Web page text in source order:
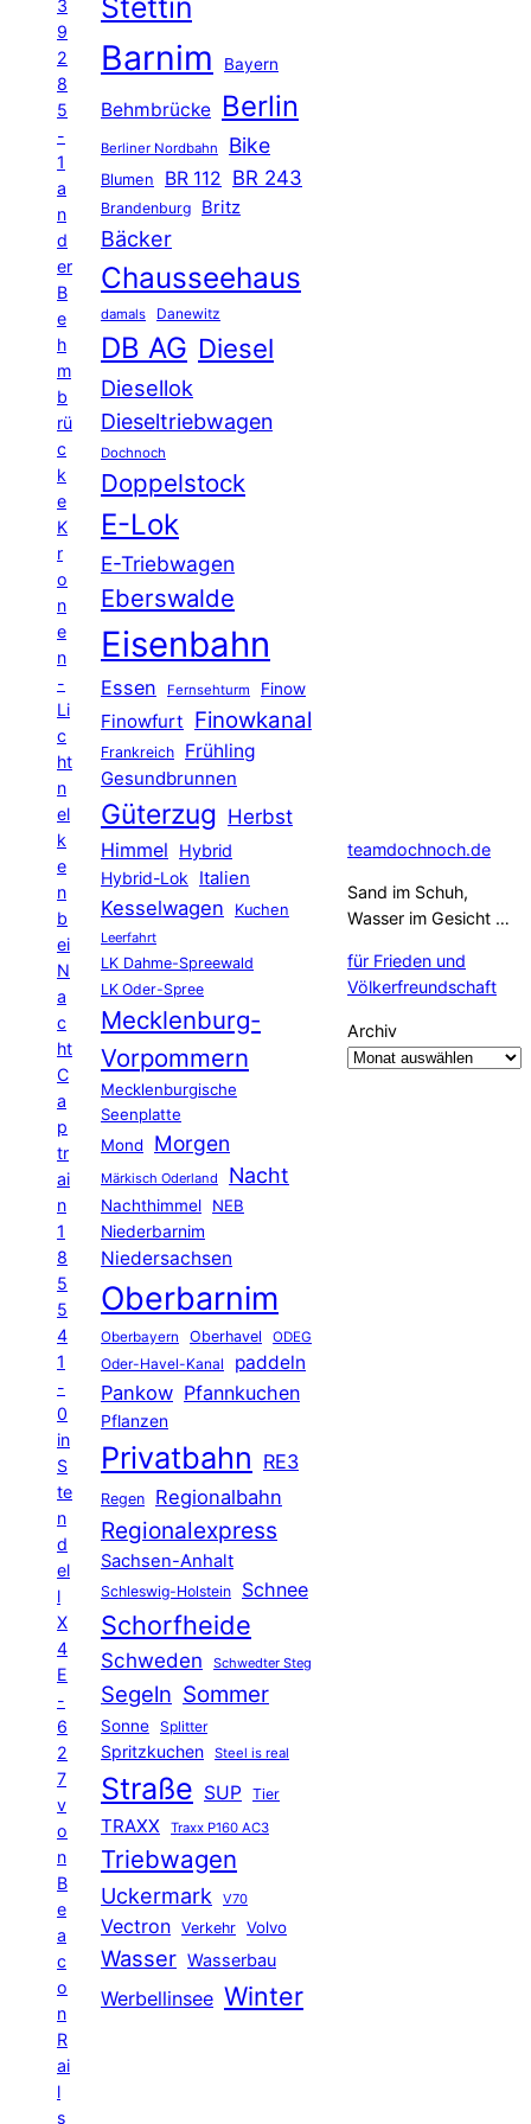
3
9
2
8
5
-
1
a
n
d
er
B
e
h
m
b
rü
c
k
e
K
r
o
n
e
n
-
Li
c
ht
n
el
k
e
n
b
ei
N
a
c
ht
C
a
p
tr
ai
n
1
8
5
5
4
1
-
0
in
S
te
n
d
el
l
X
4
E
-
6
2
7
v
o
n
B
e
a
c
o
n
R
ai
l
s
Barnim Bayern
Behmbrücke Berlin
Berliner Nordbahn Bike
Blumen BR 112 BR 243
Brandenburg Britz
Bäcker
Chausseehaus
damals Danewitz
DB AG Diesel
Diesellok
Dieseltriebwagen
Dochnoch
Doppelstock
E-Lok
E-Triebwagen
Eberswalde
Eisenbahn
Essen Fernsehturm Finow
Finowfurt Finowkanal
Frankreich Frühling
Gesundbrunnen
Güterzug Herbst
Himmel
Hybrid
Hybrid-Lok Italien
Kesselwagen Kuchen
Leerfahrt
LK Dahme-Spreewald
LK Oder-Spree
Mecklenburg-
Vorpommern
Mecklenburgische
Seenplatte
Mond
Morgen
Märkisch Oderland Nacht
Nachthimmel
NEB
Niederbarnim
Niedersachsen
Oberbarnim
Oberbayern Oberhavel ODEG
Oder-Havel-Kanal paddeln
Pankow Pfannkuchen
Pflanzen
Privatbahn RE3
Regen Regionalbahn
Regionalexpress
Sachsen-Anhalt
Schleswig-Holstein Schnee
Schorfheide
Schweden Schwedter Steg
Segeln Sommer
Sonne Splitter
Spritzkuchen Steel is real
Straße SUP Tier
TRAXX Traxx P160 AC3
Triebwagen
Uckermark V70
Vectron Verkehr Volvo
Wasser Wasserbau
Werbellinsee Winter
teamdochnoch.de
Sand im Schuh,
Wasser im Gesicht …
für Frieden und
Völkerfreundschaft
Archiv